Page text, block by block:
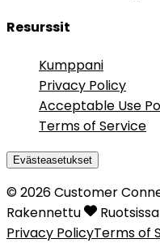
Resurssit
Kumppani
Privacy Policy
Acceptable Use
Terms of Service
Evästeasetukset
©2026Customer
Rakennettu
Ruotsissa
Privacy PolicyTerms of